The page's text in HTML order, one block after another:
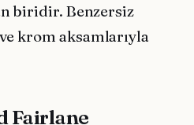
biridir. Benzersiz
krom aksamlarıyla
Fairlane